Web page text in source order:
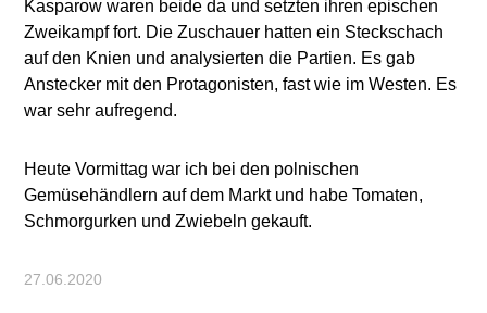
Kasparow waren beide da und setzten ihren epischen
Zweikampf fort. Die Zuschauer hatten ein Steckschach
auf den Knien und analysierten die Partien. Es gab
Anstecker mit den Protagonisten, fast wie im Westen. Es
war sehr aufregend.
Heute Vormittag war ich bei den polnischen
Gemüsehändlern auf dem Markt und habe Tomaten,
Schmorgurken und Zwiebeln gekauft.
27.06.2020